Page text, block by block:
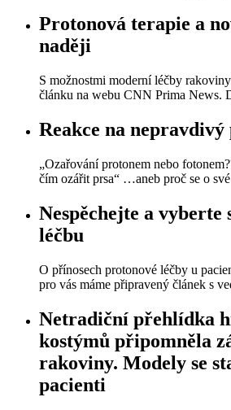
Protonová terapie a
naději
S možnostmi moderní léčby
článku na webu CNN Prima News.
Reakce na nepravdivý
„Ozařování protonem nebo
čím ozářit prsa“ …aneb proč se o
Nespěchejte a vyberte
léčbu
O přínosech protonové léčby u
pro vás máme připravený článek s
Netradiční přehlídka
kostýmů připomněla
rakoviny. Modely se
pacienti